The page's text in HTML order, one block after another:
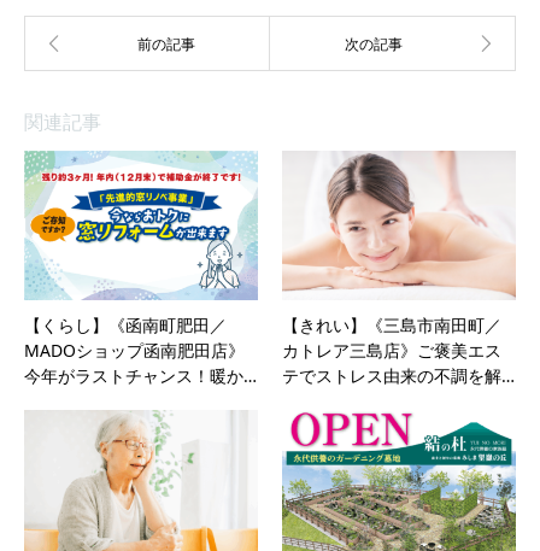
関連記事
【くらし】《函南町肥田／
MADOショップ函南肥田店》
今年がラストチャンス！暖か…
【きれい】《三島市南田町／
カトレア三島店》ご褒美エス
テでストレス由来の不調を解…